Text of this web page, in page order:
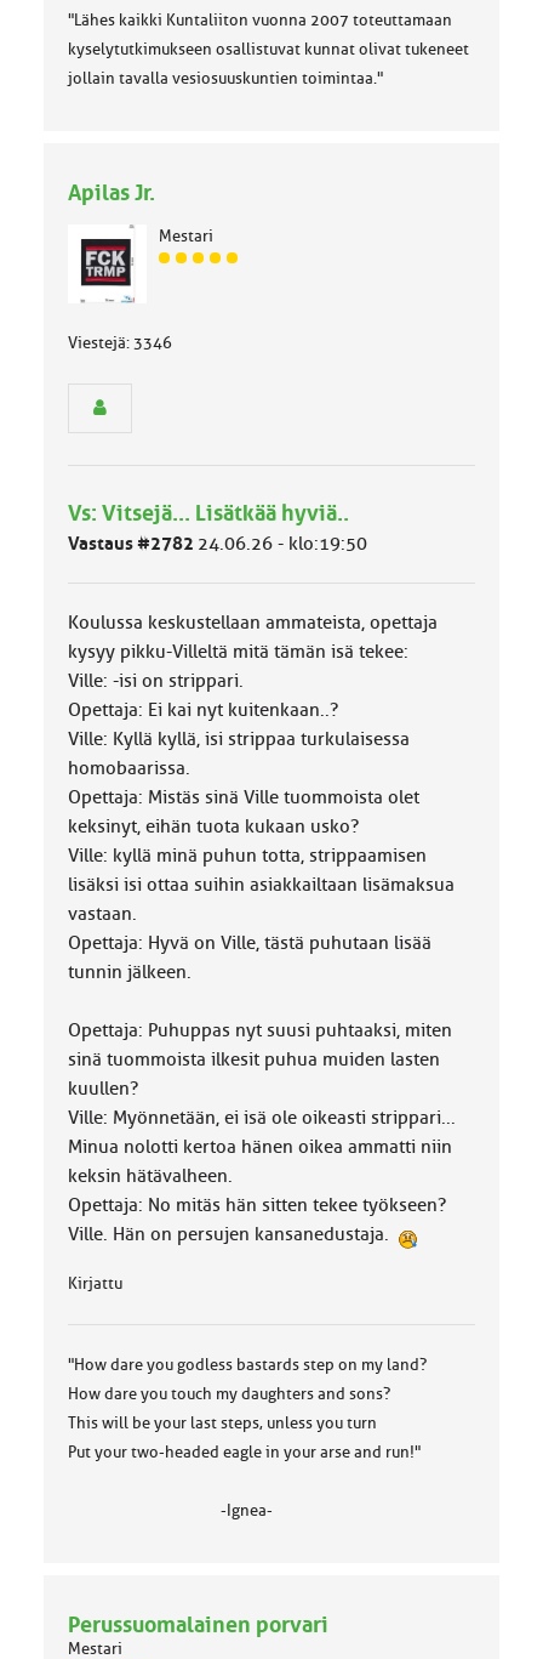
"Lähes kaikki Kuntaliiton vuonna 2007 toteuttamaan
kyselytutkimukseen osallistuvat kunnat olivat tukeneet
jollain tavalla vesiosuuskuntien toimintaa."
Apilas Jr.
Mestari
J
n
u
o
:
Viestejä: 3346
Vs: Vitsejä... Lisätkää hyviä..
Vastaus #2782 24.06.26 - klo:19:50
Koulussa keskustellaan ammateista, opettaja
kysyy pikku-Villeltä mitä tämän isä tekee:
Ville: -isi on strippari.
Opettaja: Ei kai nyt kuitenkaan..?
Ville: Kyllä kyllä, isi strippaa turkulaisessa
homobaarissa.
Opettaja: Mistäs sinä Ville tuommoista olet
keksinyt, eihän tuota kukaan usko?
Ville: kyllä minä puhun totta, strippaamisen
lisäksi isi ottaa suihin asiakkailtaan lisämaksua
vastaan.
Opettaja: Hyvä on Ville, tästä puhutaan lisää
tunnin jälkeen.
Opettaja: Puhuppas nyt suusi puhtaaksi, miten
sinä tuommoista ilkesit puhua muiden lasten
kuullen?
Ville: Myönnetään, ei isä ole oikeasti strippari...
Minua nolotti kertoa hänen oikea ammatti niin
keksin hätävalheen.
Opettaja: No mitäs hän sitten tekee työkseen?
Ville. Hän on persujen kansanedustaja.
Kirjattu
"How dare you godless bastards step on my land?
How dare you touch my daughters and sons?
This will be your last steps, unless you turn
Put your two-headed eagle in your arse and run!"
-Ignea-
Perussuomalainen porvari
Mestari